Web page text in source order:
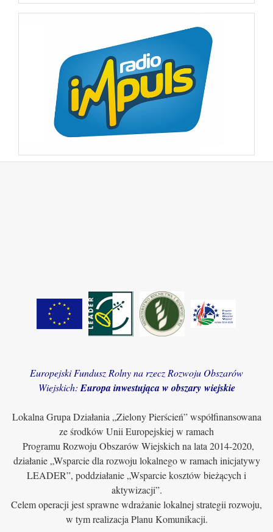
Europejski Fundusz Rolny na rzecz Rozwoju Obszarów
Wiejskich: Europa inwestująca w obszary wiejskie
Lokalna Grupa Działania „Zielony Pierścień” współfinansowana
ze środków Unii Europejskiej w ramach
Programu Rozwoju Obszarów Wiejskich na lata 2014-2020,
działanie „Wsparcie dla rozwoju lokalnego w ramach inicjatywy
LEADER”, poddziałanie „Wsparcie kosztów bieżących i
aktywizacji”.
Celem operacji jest sprawne wdrażanie lokalnej strategii rozwoju,
w tym realizacja Planu Komunikacji.